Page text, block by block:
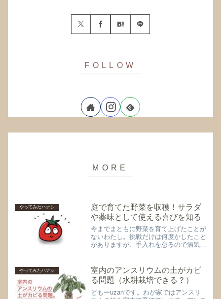
やってみたハナシ
庭で育てた野菜を収穫！サラダ
や薬味として使える喜びを知る
今までまともに野菜を育て上げたことが
ないわたし。挑戦だけは何度かしたこと
がありますが、手入れを怠るので病気に
まい、めちゃくちゃ硬いオクラが1本だ
け収穫できたとか、そんな...
やってみたハナシ
室内のアンスリウムの土がカビ
る問題（水耕栽培できる？）
どもーuzanです。わが家ではアンスリ